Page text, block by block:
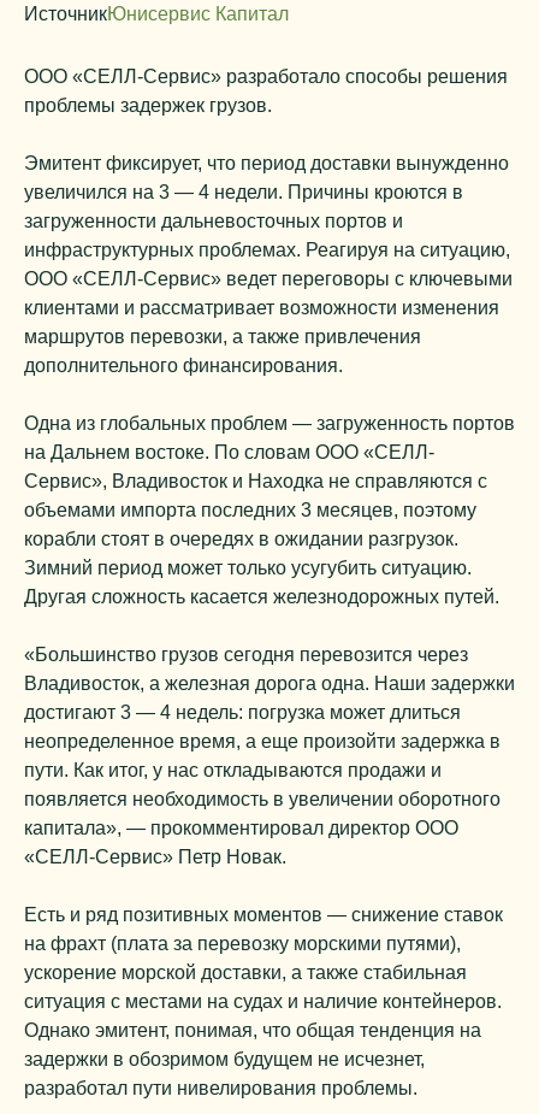
ИсточникЮнисервис Капитал
ООО «СЕЛЛ-Сервис» разработало способы решения
проблемы задержек грузов.
Эмитент фиксирует, что период доставки вынужденно
увеличился на 3 — 4 недели. Причины кроются в
загруженности дальневосточных портов и
инфраструктурных проблемах. Реагируя на ситуацию,
ООО «СЕЛЛ-Сервис» ведет переговоры с ключевыми
клиентами и рассматривает возможности изменения
маршрутов перевозки, а также привлечения
дополнительного финансирования.
Одна из глобальных проблем — загруженность портов
на Дальнем востоке. По словам ООО «СЕЛЛ-
Сервис», Владивосток и Находка не справляются с
объемами импорта последних 3 месяцев, поэтому
корабли стоят в очередях в ожидании разгрузок.
Зимний период может только усугубить ситуацию.
Другая сложность касается железнодорожных путей.
«Большинство грузов сегодня перевозится через
Владивосток, а железная дорога одна. Наши задержки
достигают 3 — 4 недель: погрузка может длиться
неопределенное время, а еще произойти задержка в
пути. Как итог, у нас откладываются продажи и
появляется необходимость в увеличении оборотного
капитала», — прокомментировал директор ООО
«СЕЛЛ-Сервис» Петр Новак.
Есть и ряд позитивных моментов — снижение ставок
на фрахт (плата за перевозку морскими путями),
ускорение морской доставки, а также стабильная
ситуация с местами на судах и наличие контейнеров.
Однако эмитент, понимая, что общая тенденция на
задержки в обозримом будущем не исчезнет,
разработал пути нивелирования проблемы.